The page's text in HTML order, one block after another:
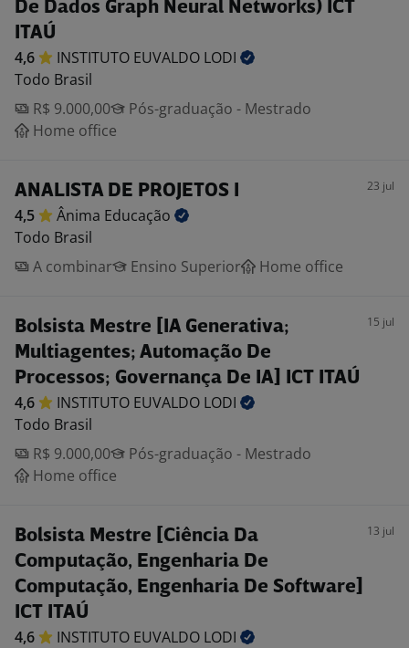
De Dados Graph Neural Networks) ICT
ITAÚ
4,6 INSTITUTO EUVALDO LODI
Todo Brasil
R$ 9.000,00
Pós-graduação - Mestrado
Home office
ANALISTA DE PROJETOS I 23 jul
4,5 Ânima Educação
Todo Brasil
A combinar
Ensino Superior Home office
Bolsista Mestre [IA Generativa;
Multiagentes; Automação De
Processos; Governança De IA] ICT ITAÚ
15 jul
4,6 INSTITUTO EUVALDO LODI
Todo Brasil
R$ 9.000,00
Pós-graduação - Mestrado
Home office
Bolsista Mestre [Ciência Da
Computação, Engenharia De
Computação, Engenharia De Software]
ICT ITAÚ
13 jul
4,6 INSTITUTO EUVALDO LODI